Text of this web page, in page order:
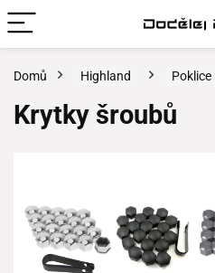
Domů Highland Poklice
Krytky šroubů